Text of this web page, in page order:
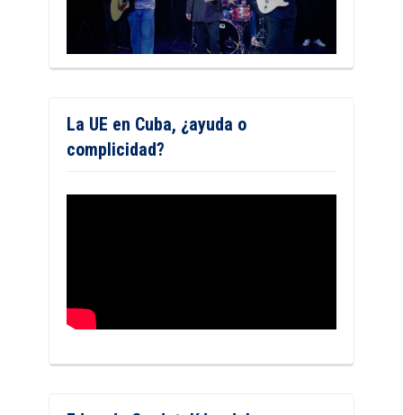
La UE en Cuba, ¿ayuda o
complicidad?